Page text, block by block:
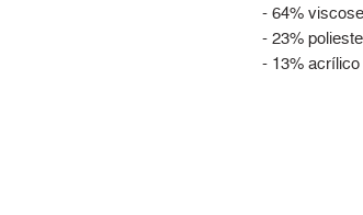
- 64% viscose
- 23%
- 13% acrílico